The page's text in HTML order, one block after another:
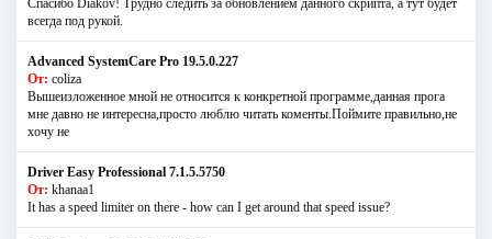
Спасибо Diakov! Трудно следить за обновлением данного скрипта, а тут будет
всегда под рукой.
Advanced SystemCare Pro 19.5.0.227
От: coliza
Вышеизложенное мной не относится к конкретной программе,данная прога
мне давно не интересна,просто люблю читать коменты.Поймите правильно,не
хочу не
Driver Easy Professional 7.1.5.5750
От: khanaa1
It has a speed limiter on there - how can I get around that speed issue?